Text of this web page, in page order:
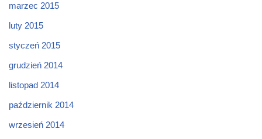
marzec 2015
luty 2015
styczeń 2015
grudzień 2014
listopad 2014
październik 2014
wrzesień 2014